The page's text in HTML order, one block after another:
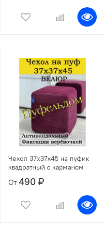
Чехол 37х37х45 на пуфик
квадратный с карманом
От 490 ₽